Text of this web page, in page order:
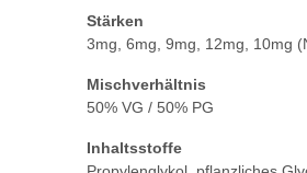
Stärken
3mg, 6mg, 9mg, 12mg, 10mg
Mischverhältnis
50% VG / 50% PG
Inhaltsstoffe